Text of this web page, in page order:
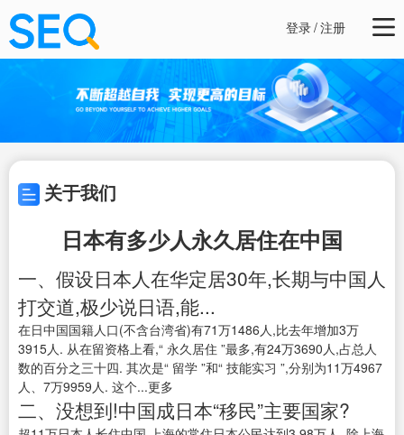
登录/注册
关于我们
日本有多少人永久居住在中国
一、假设日本人在华定居30年,长期与中国人
打交道,极少说日语,能...
在日中国国籍人口(不含台湾省)有71万1486人,比去年增加3万
3915人. 从在留资格上看,“ 永久居住 ”最多,有24万3690人,占总人
数的百分之三十四. 其次是“ 留学 ”和“ 技能实习 ”,分别为11万4967
人、7万9959人. 这个...更多
二、没想到!中国成日本“移民”主要国家?